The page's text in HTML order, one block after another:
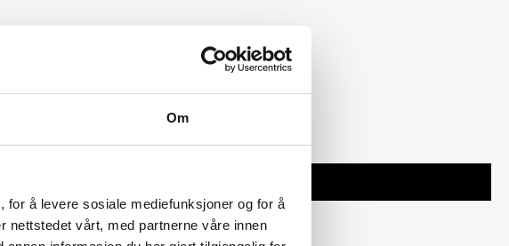
Om
for å levere sosiale mediefunksjoner og for å
nettstedet vårt, med partnerne våre innen